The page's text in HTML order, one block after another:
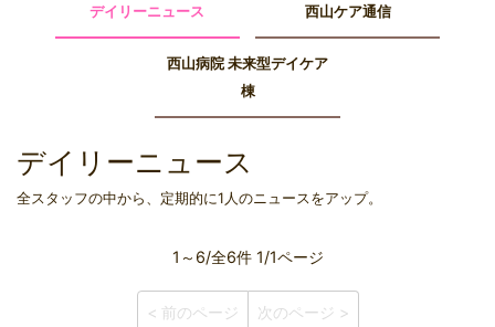
デイリーニュース 西山ケア通信
西山病院 未来型デイケア
棟
デイリーニュース
全スタッフの中から、定期的に1人のニュースをアップ。
1～6/全6件 1/1ページ
< 前のページ 次のページ >